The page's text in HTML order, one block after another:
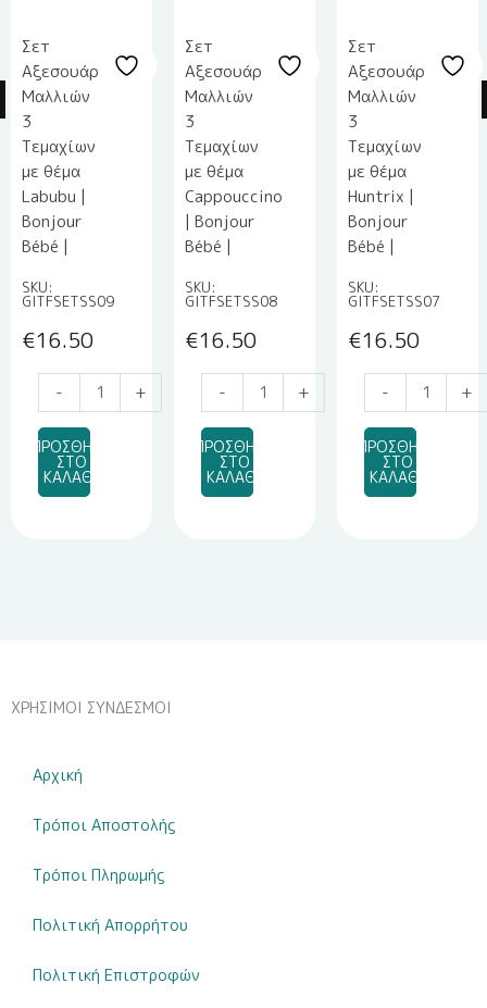
Σετ
Αξεσουάρ
Μαλλιών
3
Τεμαχίων
με θέμα
Labubu |
Bonjour
Bébé |
SKU:
GITFSETSS09
€16.50
-
Μπομπονιέρα
Υγρής
Πορσελάνης
EPRITSLILA0007
ποσότητα
+
ΠΡΟΣΘΗΚΗ
ΣΤΟ
ΚΑΛΑΘΙ
Σετ
Αξεσουάρ
Μαλλιών
3
Τεμαχίων
με θέμα
Cappouccino
| Bonjour
Bébé |
SKU:
GITFSETSS08
€16.50
-
Μπομπονιέρα
Υγρής
Πορσελάνης
EPRITSLILA0007
ποσότητα
+
ΠΡΟΣΘΗΚΗ
ΣΤΟ
ΚΑΛΑΘΙ
Σετ
Αξεσουάρ
Μαλλιών
3
Τεμαχίων
με θέμα
Huntrix |
Bonjour
Bébé |
SKU:
GITFSETSS07
€16.50
-
Μπομπονιέρα
Υγρής
Πορσελάνης
EPRITSLILA0007
ποσότητα
+
ΠΡΟΣΘΗΚΗ
ΣΤΟ
ΚΑΛΑΘΙ
ΧΡΗΣΙΜΟΙ ΣΥΝΔΕΣΜΟΙ
Αρχική
Τρόποι Αποστολής
Τρόποι Πληρωμής
Πολιτική Απορρήτου
Πολιτική Επιστροφών